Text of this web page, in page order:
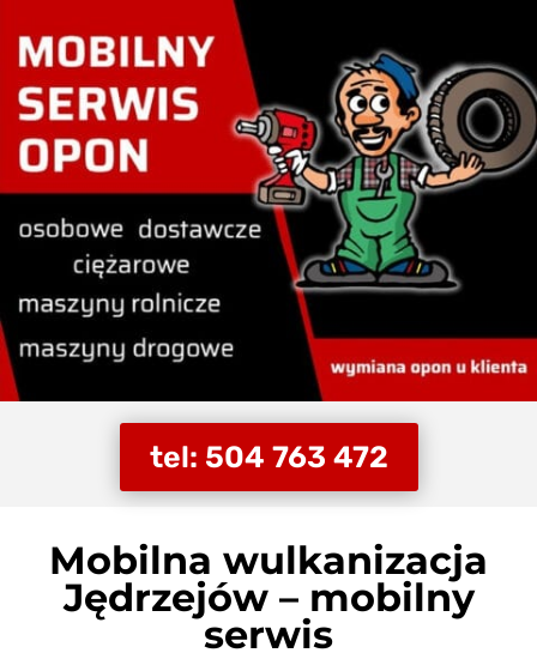
tel: 504 763 472
Mobilna wulkanizacja
Jędrzejów – mobilny
serwis